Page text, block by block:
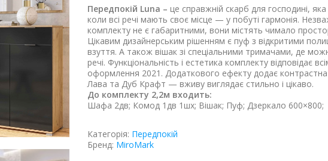
Передпокій Luna – це справжній скарб для господині,
коли всі речі мають своє місце — у побуті гармонія.
комплекту не є габаритними, вони містять чимало
Цікавим дизайнерським рішенням є пуф з відкритими
взуття. А також вішак зі спеціальними тримачами, де
речі. Функціональність і естетика комплекту відповідає
оформлення 2021. Додаткового ефекту додає
Лава та Дуб Крафт — вживу виглядає стильно і цікаво.
До комплекту 2,2м входить:
Шафа 2дв; Комод 1дв 1шх; Вішак; Пуф; Дзеркало 600×800;
Категорія: Передпокій
Бренд: MiroMark